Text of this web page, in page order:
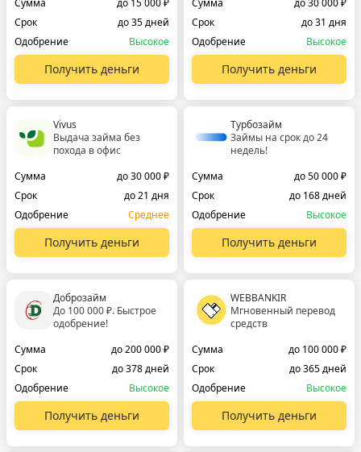
Сумма
до 15 000 ₽
Срок
до 35 дней
Одобрение
Высокое
Получить деньги
Сумма
до 30 000 ₽
Срок
до 31 дня
Одобрение
Высокое
Получить деньги
Vivus
Выдача займа без
похода в офис
Сумма
до 30 000 ₽
Срок
до 21 дня
Одобрение
Среднее
Получить деньги
Турбозайм
Займы на срок до 24
недель!
Сумма
до 50 000 ₽
Срок
до 168 дней
Одобрение
Высокое
Получить деньги
Доброзайм
До 100 000 ₽. Быстрое
одобрение!
Сумма
до 200 000 ₽
Срок
до 378 дней
Одобрение
Высокое
Получить деньги
WEBBANKIR
Мгновенный перевод
средств
Сумма
до 100 000 ₽
Срок
до 365 дней
Одобрение
Высокое
Получить деньги